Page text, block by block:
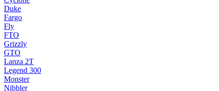
Duke
Fargo
Fly
FTO
Grizzly
GTO
Lanza 2T
Legend 300
Monster
Nibbler